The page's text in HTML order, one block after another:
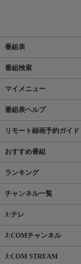
番組表
番組検索
マイメニュー
番組表ヘルプ
リモート録画予約ガイド
おすすめ番組
ランキング
チャンネル一覧
J:テレ
J:COMチャンネル
J:COM STREAM